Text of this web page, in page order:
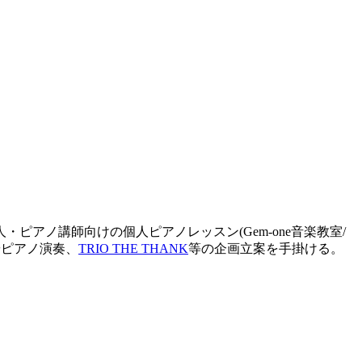
ピアノ講師向けの個人ピアノレッスン(Gem-one音楽教室/
アノ演奏、 TRIO THE THANK等の企画立案を手掛ける。